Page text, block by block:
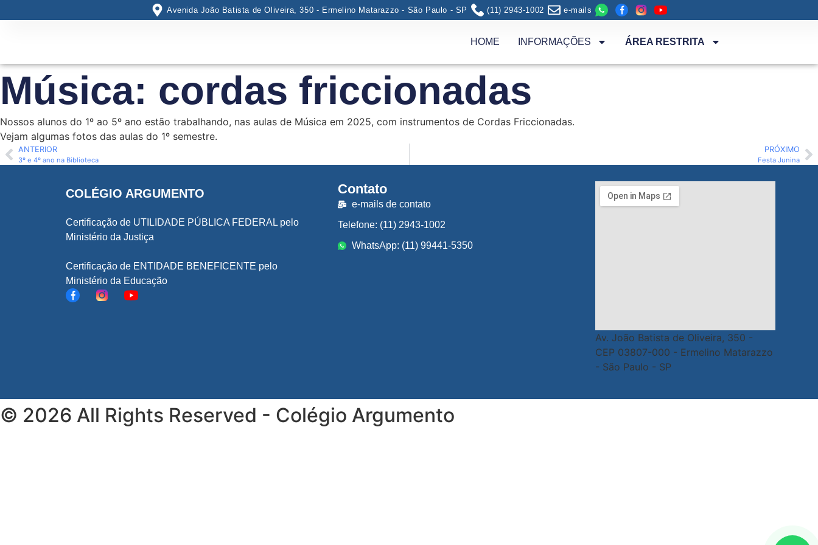
Avenida João Batista de Oliveira, 350 - Ermelino Matarazzo - São Paulo - SP (11) 2943-1002 e-mails
HOME INFORMAÇÕES ÁREA RESTRITA
Música: cordas friccionadas
Nossos alunos do 1º ao 5º ano estão trabalhando, nas aulas de Música em 2025, com instrumentos de Cordas Friccionadas.
Vejam algumas fotos das aulas do 1º semestre.
ANTERIOR
3º e 4º ano na Biblioteca
PRÓXIMO
Festa Junina
COLÉGIO ARGUMENTO
Certificação de UTILIDADE PÚBLICA FEDERAL pelo
Ministério da Justiça
Certificação de ENTIDADE BENEFICENTE pelo
Ministério da Educação
Contato
e-mails de contato
Telefone: (11) 2943-1002
WhatsApp: (11) 99441-5350
Av. João Batista de Oliveira, 350 -
CEP 03807-000 - Ermelino Matarazzo
- São Paulo - SP
© 2026 All Rights Reserved - Colégio Argumento